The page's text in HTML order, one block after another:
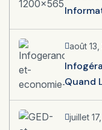
août
Quand
juillet